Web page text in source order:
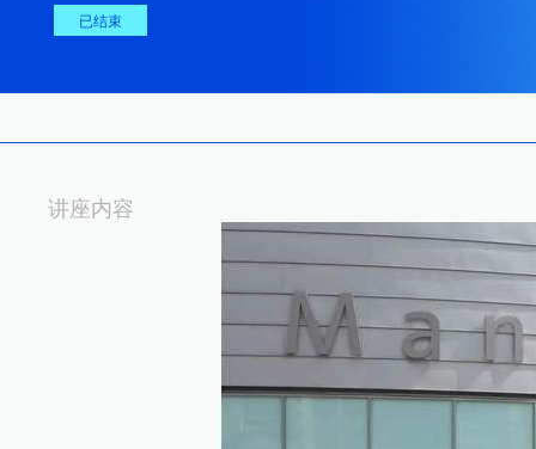
已结束
讲座内容